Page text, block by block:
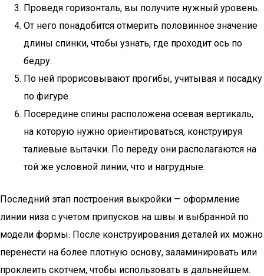
Проведя горизонталь, вы получите нужный уровень.
От него понадобится отмерить половинное значение
длины спинки, чтобы узнать, где проходит ось по
бедру.
По ней прорисовывают прогибы, учитывая и посадку
по фигуре.
Посередине спины расположена осевая вертикаль,
на которую нужно ориентироваться, конструируя
талиевые вытачки. По переду они располагаются на
той же условной линии, что и нагрудные.
Последний этап построения выкройки — оформление
линии низа с учетом припусков на швы и выбранной по
модели формы. После конструирования деталей их можно
перенести на более плотную основу, заламинировать или
проклеить скотчем, чтобы использовать в дальнейшем.